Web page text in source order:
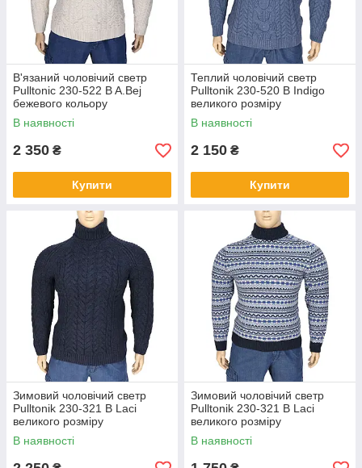
В'язаний чоловічий светр
Pulltonic 230-522 B A.Bej
бежевого кольору
В наявності
2 350 ₴
Купити
Теплий чоловічий светр
Pulltonik 230-520 B Indigo
великого розміру
В наявності
2 150 ₴
Купити
Зимовий чоловічий светр
Pulltonik 230-321 B Laci
великого розміру
В наявності
Зимовий чоловічий светр
Pulltonik 230-321 B Laci
великого розміру
В наявності